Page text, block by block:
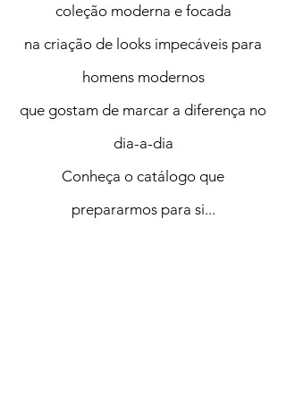
coleção moderna e focada
na criação de looks impecáveis para
homens modernos
que gostam de marcar a diferença no
dia-a-dia
Conheça o catálogo que
prepararmos para si...